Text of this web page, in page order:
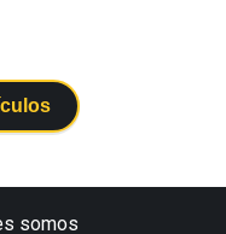
somos